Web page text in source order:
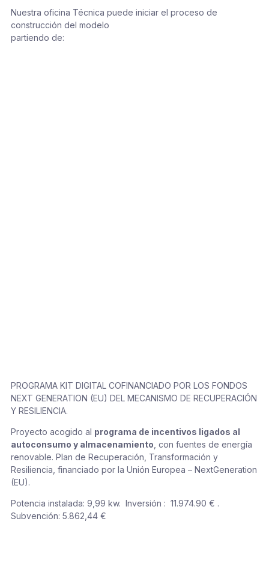
Nuestra oficina Técnica puede iniciar el proceso de
construcción del modelo
partiendo de:
PROGRAMA KIT DIGITAL COFINANCIADO POR LOS FONDOS
NEXT GENERATION (EU) DEL MECANISMO DE RECUPERACIÓN
Y RESILIENCIA.
Proyecto acogido al programa de incentivos ligados al
autoconsumo y almacenamiento , con fuentes de energía
renovable. Plan de Recuperación, Transformación y
Resiliencia, financiado por la Unión Europea – NextGeneration
(EU).
Potencia instalada: 9,99 kw. Inversión : 11.974.90 € .
Subvención: 5.862,44 €